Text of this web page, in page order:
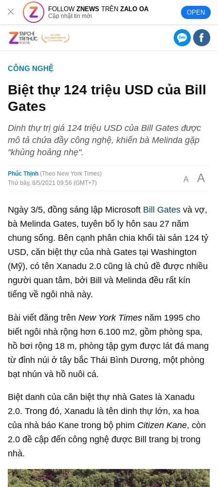
FOLLOWZNEWS TRÊNZALO OA
Cập nhật tin mới OPEN
CÔNG NGHỆ
Biệt thự 124 triệu USD của Bill
Gates
Dinh thự trị giá 124 triệu USD của Bill Gates được
mô tả chứa đầy công nghệ, khiến bà Melinda gặp
"khủng hoảng nhẹ".
Phúc Thịnh Theo New York Times
Thứ bảy, 8/5/2021 09:56 (GMT+7)
A A
Ngày 3/5, đồng sáng lập Microsoft Bill Gates và vợ,
bà Melinda Gates, tuyên bố ly hôn sau 27 năm
chung sống. Bên cạnh phân chia khối tài sản 124 tỷ
USD, căn biệt thự của nhà Gates tại Washington
(Mỹ), có tên Xanadu 2.0 cũng là chủ đề được nhiều
người quan tâm, bởi Bill và Melinda đều rất kín
tiếng về ngôi nhà này.
Bài viết đăng trênNew York Times năm 1995 cho
biết ngôi nhà rộng hơn 6.100 m2, gồm phòng spa,
hồ bơi rộng 18 m, phòng tập gym được lát đá mang
từ đỉnh núi ở tây bắc Thái Bình Dương, một phòng
bạt nhún và hồ nuôi cá.
Biệt danh của căn biệt thự nhà Gates là Xanadu
2.0. Trong đó, Xanadu là tên dinh thự lớn, xa hoa
của nhà báo Kane trong bộ phim Citizen Kane, còn
2.0 đề cập đến công nghệ được Bill trang bị trong
nhà.